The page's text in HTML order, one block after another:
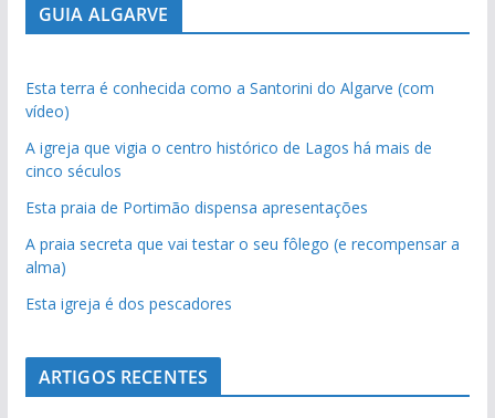
GUIA ALGARVE
Esta terra é conhecida como a Santorini do Algarve (com
vídeo)
A igreja que vigia o centro histórico de Lagos há mais de
cinco séculos
Esta praia de Portimão dispensa apresentações
A praia secreta que vai testar o seu fôlego (e recompensar a
alma)
Esta igreja é dos pescadores
ARTIGOS RECENTES